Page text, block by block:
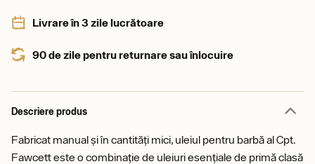
Livrare în 3 zile lucrătoare
90 de zile pentru returnare sau înlocuire
Descriere produs
Fabricat manual și în cantități mici, uleiul pentru barbă al Cpt.
Fawcett este o combinație de uleiuri esențiale de primă clasă